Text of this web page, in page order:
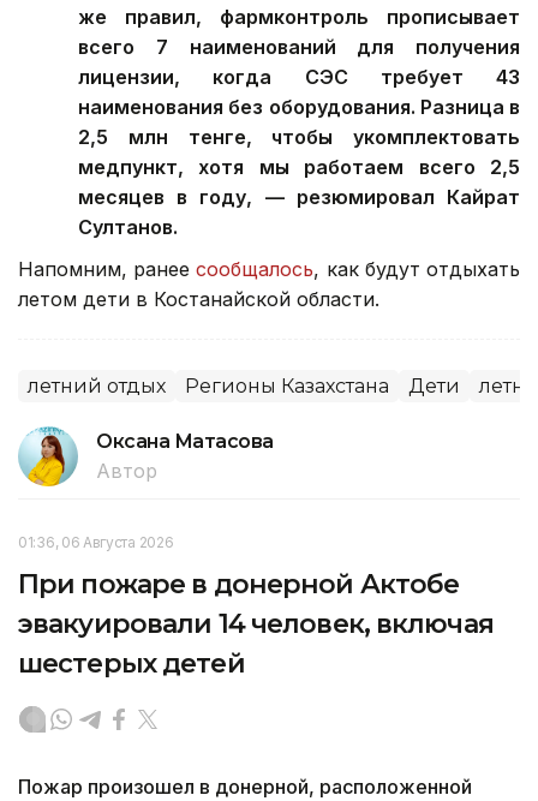
же правил, фармконтроль прописывает
всего 7 наименований для получения
лицензии, когда СЭС требует 43
наименования без оборудования. Разница в
2,5 млн тенге, чтобы укомплектовать
медпункт, хотя мы работаем всего 2,5
месяцев в году, — резюмировал Кайрат
Султанов.
Напомним, ранеесообщалось, как будут отдыхать
летом дети в Костанайской области.
летний отдых Регионы Казахстана Дети
Оксана Матасова
Автор
01:36, 06 Августа 2026
При пожаре в донерной Актобе
эвакуировали 14 человек, включая
шестерых детей
Пожар произошел в донерной, расположенной